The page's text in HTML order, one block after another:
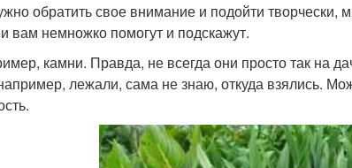
обратить свое внимание и подойти творчески,
вам немножко помогут и подскажут.
камни. Правда, не всегда они просто так на
лежали, сама не знаю, откуда взялись.